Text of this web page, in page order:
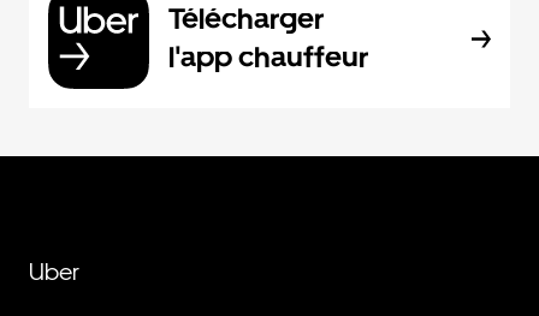
Télécharger
l'app chauffeur
Uber